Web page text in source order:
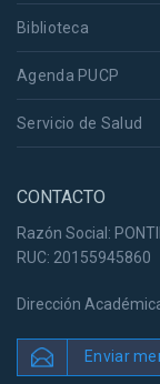
Biblioteca
Agenda PUCP
Servicio de Salud
CONTACTO
Razón Social:
RUC: 20155945860
Dirección
Enviar